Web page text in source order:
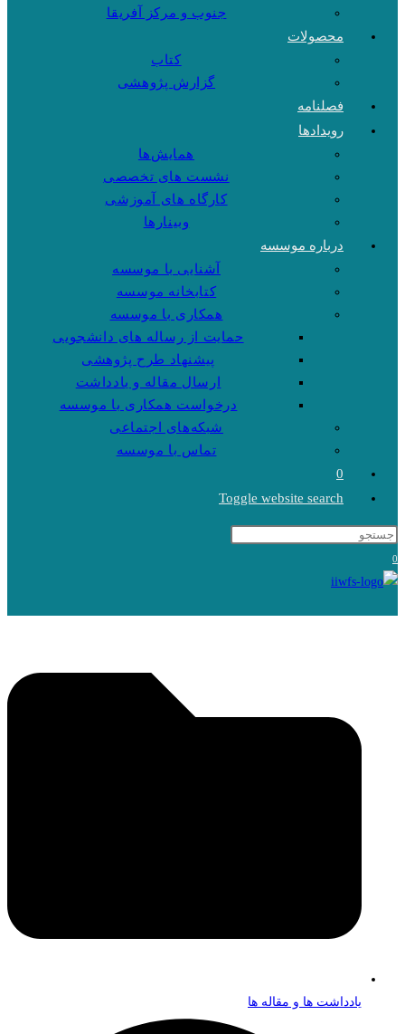
جنوب و مرکز آفریقا
محصولات
کتاب
گزارش پژوهشی
فصلنامه
رویدادها
همایش‌ها
نشست های تخصصی
کارگاه های آموزشی
وبینارها
درباره موسسه
آشنایی با موسسه
کتابخانه موسسه
همکاری با موسسه
حمایت از رساله های دانشجویی
پیشنهاد طرح پژوهشی
ارسال مقاله و یادداشت
درخواست همکاری با موسسه
شبکه‌های اجتماعی
تماس با موسسه
0
Toggle website search
0
یادداشت ها و مقاله ها